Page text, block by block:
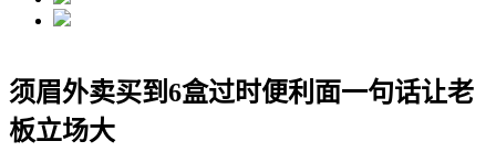
须眉外卖买到6盒过时便利面一句话让老
板立场大